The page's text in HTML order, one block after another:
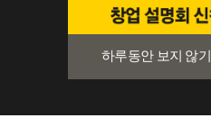
하루동안 보지 않기